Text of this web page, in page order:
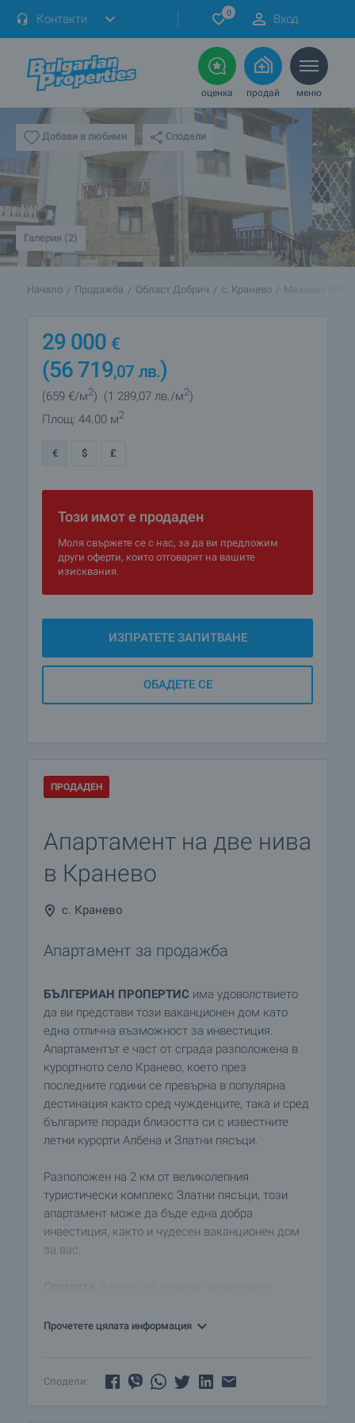
Контакти 0 Вход
оценка продай меню
Добави в любими Сподели
Галерия (2)
Начало Продажба Област Добрич с. Кранево Мезонет
29 000 €
(56 719,07 лв.)
(659 €/м2) (1 289,07 лв./м2)
Площ: 44.00 м2
€ $ £
Този имот е продаден
Моля свържете се с нас, за да ви предложим
други оферти, които отговарят на вашите
изисквания.
ИЗПРАТЕТЕ ЗАПИТВАНЕ
ОБАДЕТЕ СЕ
ПРОДАДЕН
Апартамент на две нива
в Кранево
с. Кранево
Aпартамент за продажба
БЪЛГЕРИАН ПРОПЕРТИС има удоволствието
да ви представи този ваканционен дом като
една отлична възможност за инвестиция.
Апартаментът е част от сграда разположена в
курортното село Кранево, което през
последните години се превърна в популярна
дестинация както сред чужденците, така и сред
българите поради близостта си с известните
летни курорти Албена и Златни пясъци.
Разположен на 2 км от великолепния
туристически комплекс Златни пясъци, този
апартамент може да бъде една добра
инвестиция, както и чудесен ваканционен дом
за вас.
Северното Черноморие. Тук можете да
който предлага множество удобства -
Прочетете цялата информация
Сподели: